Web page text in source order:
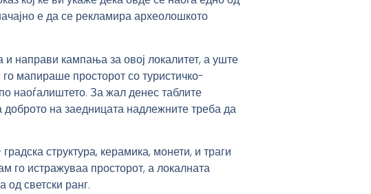
е да се рекламира археолошкото
направи кампања за овој локалитет, а уште
мапираше просторот со туристичко-
наоѓалиштето. За жал денес таблите
доброто на заедницата надлежните треба да
структура, керамика, монети, и траги
го истражуваа просторот, а локалната
од светски ранг.